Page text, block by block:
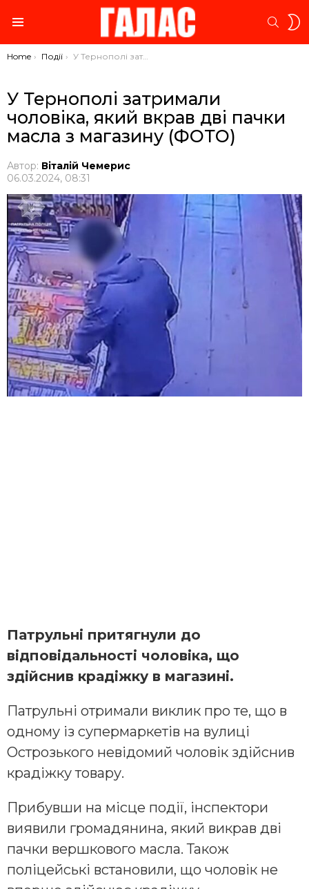
You are here:
Home Події У Тернополі затримали чоловіка, який вкрав дві пачки масла з магазину (ФОТО)
У Тернополі затримали
чоловіка, який вкрав дві пачки
масла з магазину (ФОТО)
Автор: Віталій Чемерис
06.03.2024, 08:31
Патрульні притягнули до
відповідальності чоловіка, що
здійснив крадіжку в магазині.
Патрульні отримали виклик про те, що в
одному із супермаркетів на вулиці
Острозького невідомий чоловік здійснив
крадіжку товару.
Прибувши на місце події, інспектори
виявили громадянина, який викрав дві
пачки вершкового масла. Також
поліцейські встановили, що чоловік не